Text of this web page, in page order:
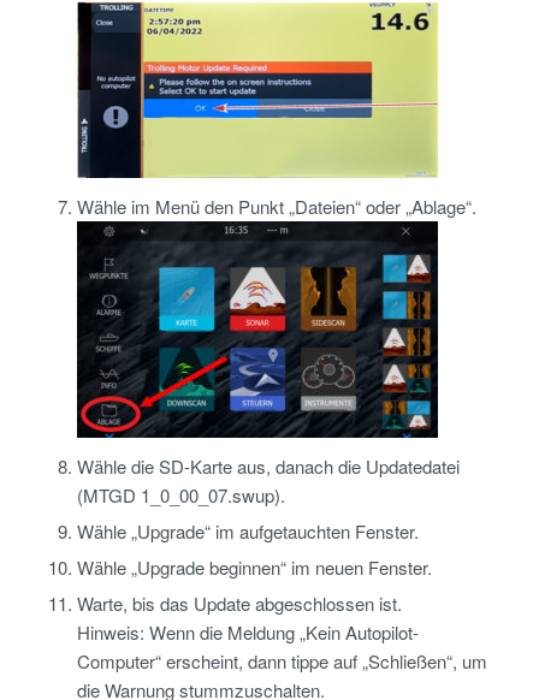
Wähle im Menü den Punkt „Dateien“ oder „Ablage“.
Wähle die SD-Karte aus, danach die Updatedatei
(MTGD 1_0_00_07.swup).
Wähle „Upgrade“ im aufgetauchten Fenster.
Wähle „Upgrade beginnen“ im neuen Fenster.
Warte, bis das Update abgeschlossen ist.
Hinweis: Wenn die Meldung „Kein Autopilot-
Computer“ erscheint, dann tippe auf „Schließen“, um
die Warnung stummzuschalten.